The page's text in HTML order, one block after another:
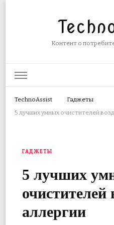
Контент о
TechnoAssist
Гаджеты
5 лучших умных очистителей
ГАДЖЕТЫ
5 лучших
очистителей
аллергии